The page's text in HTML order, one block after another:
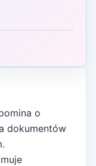
o
dokumentów